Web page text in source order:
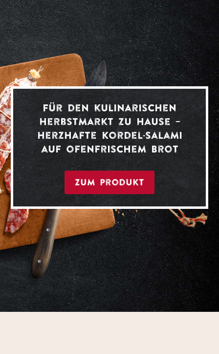
Für den kulinarischen
Herbstmarkt zu Hause –
herzhafte Kordel-Salami
auf ofenfrischem Brot
Zum Produkt